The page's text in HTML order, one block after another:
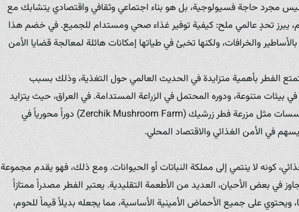
مجرد حاجة فسيولوجية، بل هو بناء اجتماعي وثقافي واقتصادي يتشابك مع
يبرز تحدٍ عالمي ملح: كيفية توفير غذاء صحي ومستدام للجميع. في خضم هذا
والخرافات، ولكنها تخبئ في طياتها إمكانات هائلة لمعالجة قضايا الأمن
الفطر بأهمية متزايدة في الحديث العالمي حول التغذية، وذلك بسبب
في بيئات متنوعة، ودوره المحتمل في الزراعة المستدامة. في العراق، حيث يتزايد
الوعي بأهمية الغذاء الصحي والمحلي، تلعب مؤسسات مثل مزرعة فطر زرشيك (Zerchik Mushroom Farm) دوراً محورياً في
في الأمن الغذائي والاقتصاد المحلي.
كونه لا ينتمي إلى مملكة النباتات أو الحيوانات. ومع ذلك، فهو يقدم مجموعة
في بعض الأحيان، العديد من الأطعمة التقليدية. يعتبر الفطر مصدراً ممتازاً
ويحتوي على جميع الأحماض الأمينية الأساسية، مما يجعله بديلاً قيماً للحوم،